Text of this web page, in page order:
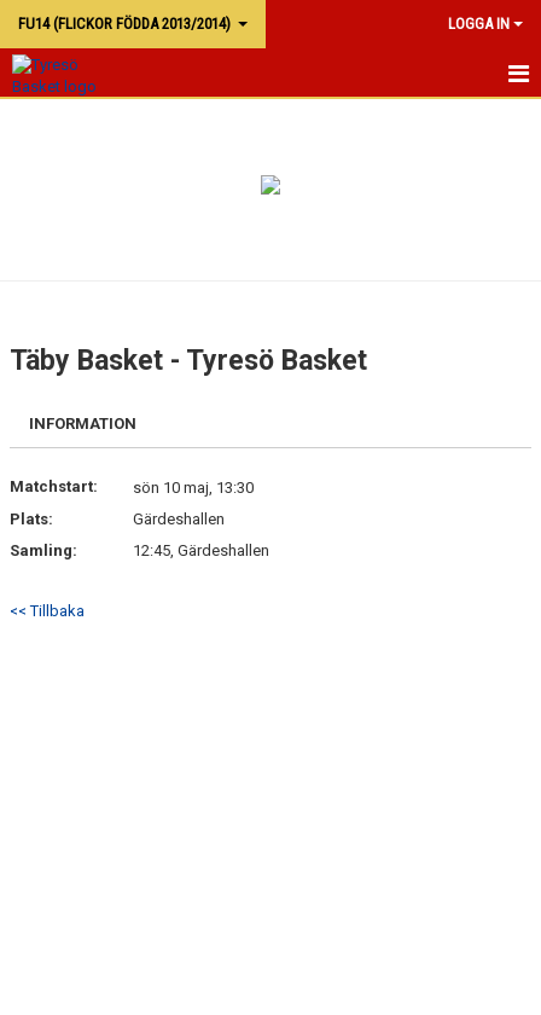
FU14 (FLICKOR FÖDDA 2013/2014) LOGGA IN
Täby Basket - Tyresö Basket
INFORMATION
Matchstart:
sön 10 maj, 13:30
Plats:
Gärdeshallen
Samling:
12:45, Gärdeshallen
<< Tillbaka